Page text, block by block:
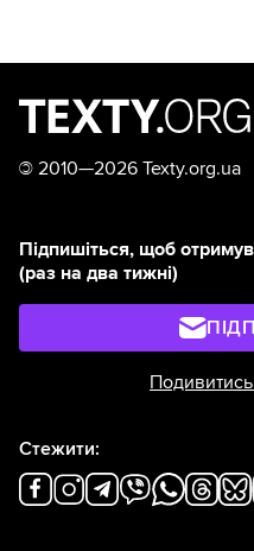
© 2010—2026 Texty.org.ua
Підпишіться, щоб
(раз на два тижні)
Стежити: